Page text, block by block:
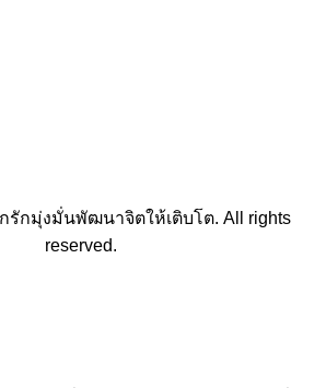
รักมุ่งมั่นพัฒนาจิตให้เติบโต. All rights
reserved.